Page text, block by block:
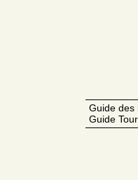
Guide des
Guide